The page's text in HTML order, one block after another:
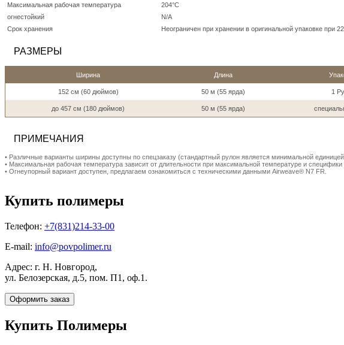
Максимальная рабочая температура
204°C
огнестойкий
N/A
Срок хранения
Неограничен при хранении в оригинальной упаковке при
РАЗМЕРЫ
Ширина Длина
152 см (60 дюймов) 50 м (55 ярда) 1
до 457 см (180 дюймов) 50 м (55 ярда)
ПРИМЕЧАНИЯ
• Pазличные варианты ширины доступны по спецзаказу (стандартный рулон является минимальной единицей
• Максимальная рабочая температура зависит от длительности при максимальной температуре и
• Огнеупорный вариант доступен, предлагаем ознакомиться с техническими данными Airweave® N7 FR.
Купить полимеры
Телефон: +7(831)214-33-00
E-mail: info@povpolimer.ru
Адрес: г. Н. Новгород,
ул. Белозерская, д.5, пом. П1, оф.1.
Оформить заказ
Купить Полимеры